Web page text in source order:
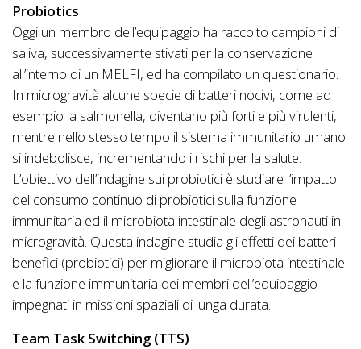
Probiotics
Oggi un membro dell’equipaggio ha raccolto campioni di
saliva, successivamente stivati per la conservazione
all’interno di un MELFI, ed ha compilato un questionario.
In microgravità alcune specie di batteri nocivi, come ad
esempio la salmonella, diventano più forti e più virulenti,
mentre nello stesso tempo il sistema immunitario umano
si indebolisce, incrementando i rischi per la salute.
L’obiettivo dell’indagine sui probiotici è studiare l’impatto
del consumo continuo di probiotici sulla funzione
immunitaria ed il microbiota intestinale degli astronauti in
microgravità. Questa indagine studia gli effetti dei batteri
benefici (probiotici) per migliorare il microbiota intestinale
e la funzione immunitaria dei membri dell’equipaggio
impegnati in missioni spaziali di lunga durata.
Team Task Switching (TTS)